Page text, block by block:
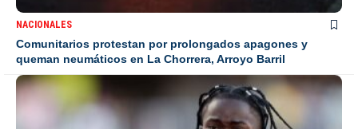
NACIONALES
Comunitarios protestan por prolongados apagones y
queman neumáticos en La Chorrera, Arroyo Barril